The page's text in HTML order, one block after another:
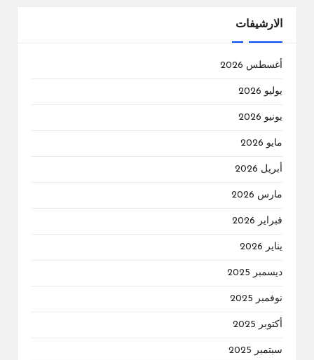
الارشيفات
أغسطس 2026
يوليو 2026
يونيو 2026
مايو 2026
أبريل 2026
مارس 2026
فبراير 2026
يناير 2026
ديسمبر 2025
نوفمبر 2025
أكتوبر 2025
سبتمبر 2025